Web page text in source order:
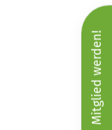
Mitglied werden!